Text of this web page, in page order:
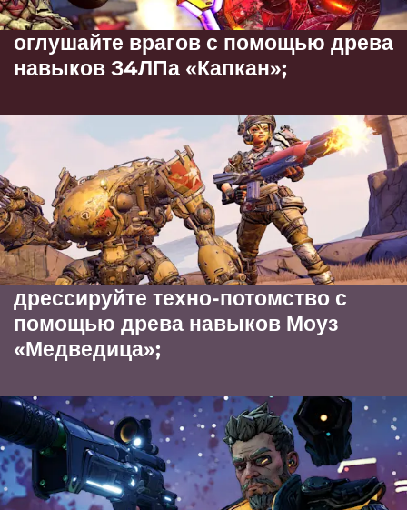
оглушайте врагов с помощью древа
навыков З4ЛПа «Капкан»;
дрессируйте техно-потомство с
помощью древа навыков Моуз
«Медведица»;